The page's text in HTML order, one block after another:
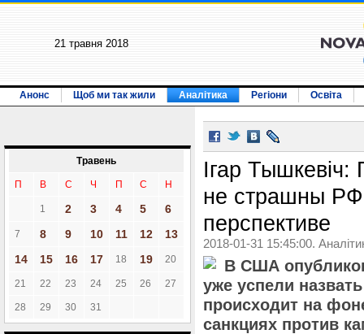
21 травня 2018
Анонс Щоб ми так жили Аналітика Регіони Освіта
Травень
П В С Ч П С Н
1 2 3 4 5 6
7 8 9 10 11 12
13
14
15 16 17 18 19 20
21 22 23 24 25 26 27
28 29 30 31
Ігар
не страшны РФ
перспективе
2018-01-31 15:45:00.
В США
уже успели
происходит на
санкциях против